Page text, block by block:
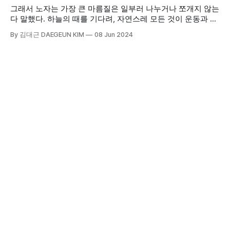
그래서 노자는 가장 큰 마름질은 일부러 나누거나 쪼개지 않는
다 말했다. 하늘의 때를 기다려, 자연스레 모든 것이 운동과 변
지 않고 무리없이 세상을 이끌어나간다. 그의 다스림을 받는
By 김대근 DAEGEUN KIM 08 Jun 2024